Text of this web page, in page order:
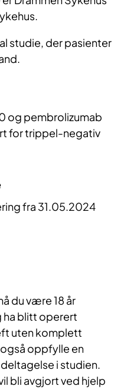
studie, der pasienter
og pembrolizumab
for trippel-negativ
fra 31.05.2024
du være 18 år
ha blitt operert
uten komplett
oppfylle en
i studien.
bli avgjort ved hjelp